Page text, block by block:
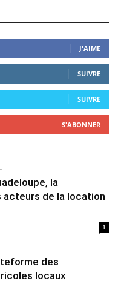
J'AIME
SUIVRE
SUIVRE
S'ABONNER
la
de la location
1
des
locaux